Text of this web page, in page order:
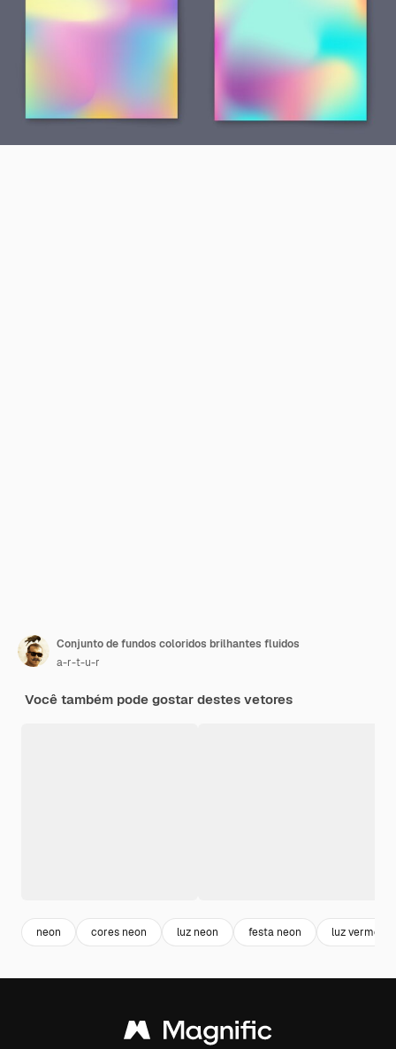
Conjunto de fundos coloridos brilhantes fluidos
a-r-t-u-r
Você também pode gostar destes vetores
neon cores neon luz neon festa neon luz vermelha